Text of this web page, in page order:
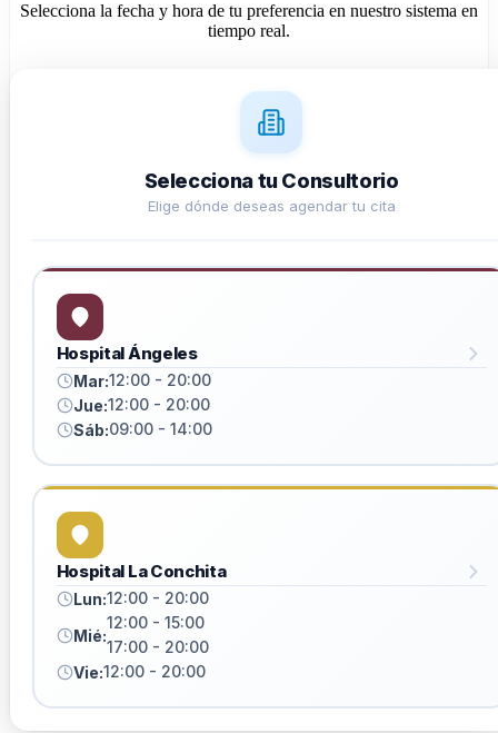
Selecciona la fecha y hora de tu preferencia en nuestro sistema en
tiempo real.
Selecciona tu Consultorio
Elige dónde deseas agendar tu cita
Hospital Ángeles
Mar:12:00 - 20:00
Jue:12:00 - 20:00
Sáb:09:00 - 14:00
Hospital La Conchita
Lun:12:00 - 20:00
Mié:
12:00 - 15:00
17:00 - 20:00
Vie:12:00 - 20:00